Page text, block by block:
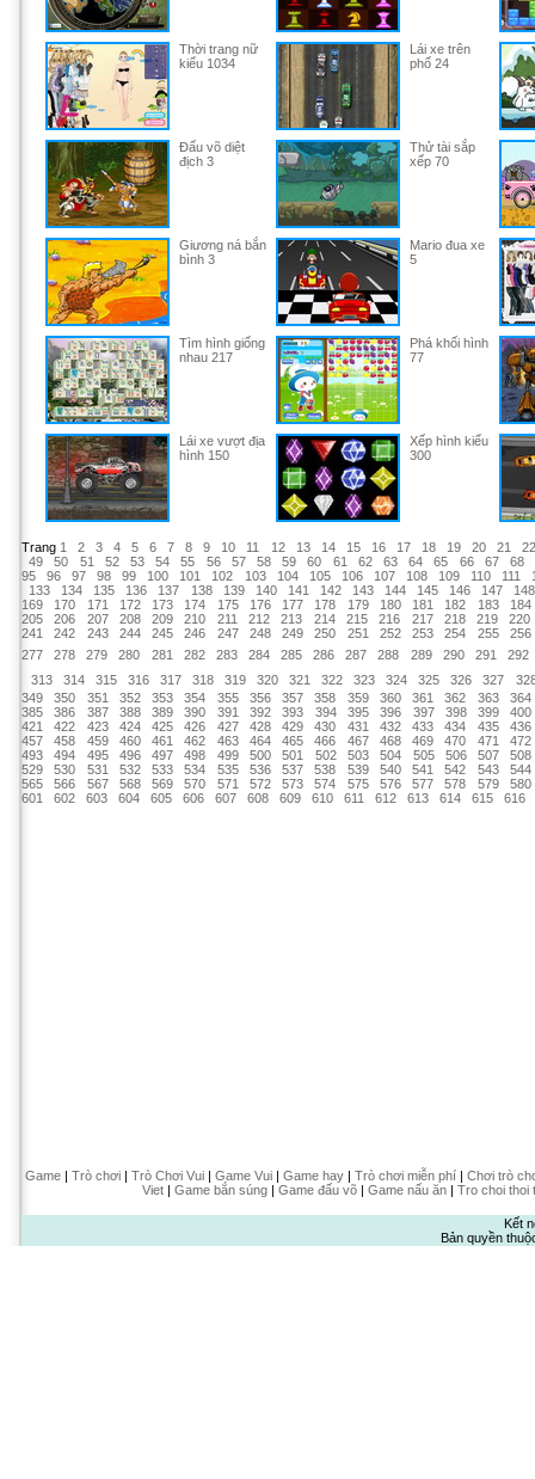
Thời trang nữ
kiểu 1034
Lái xe trên
phố 24
Đấu võ diệt
địch 3
Thử tài sắp
xếp 70
Giương ná bắn
bình 3
Mario đua xe
5
Tìm hình giống
nhau 217
Phá khối hình
77
Lái xe vượt địa
hình 150
Xếp hình kiểu
300
Trang 1 2 3 4 5 6 7 8 9 10 11 12 13 14 15 16 17 18 19 20 21
22
49
50 51 52 53 54 55 56 57 58 59 60 61 62 63 64 65 66 67
68
95
96 97 98 99 100 101 102 103 104 105 106 107 108 109 110 111
133
134 135 136 137 138 139 140 141 142 143 144 145 146 147
148
169
170 171 172 173 174 175 176 177 178 179 180 181 182 183
184
205
206 207 208 209 210 211 212 213 214 215 216 217 218 219
220
241
242 243 244 245 246 247 248 249 250 251 252 253 254 255
256
277
278 279 280 281 282 283 284 285 286 287 288 289 290 291
292
313
314 315 316 317 318 319 320 321 322 323 324 325 326 327
349
350 351 352 353 354 355 356 357 358 359 360 361 362 363
364
385
386 387 388 389 390 391 392 393 394 395 396 397 398 399
400
421
422 423 424 425 426 427 428 429 430 431 432 433 434 435
436
457
458 459 460 461 462 463 464 465 466 467 468 469 470 471
472
493
494 495 496 497 498 499 500 501 502 503 504 505 506 507
508
529
530 531 532 533 534 535 536 537 538 539 540 541 542 543
544
565
566 567 568 569 570 571 572 573 574 575 576 577 578 579
580
601
602 603 604 605 606 607 608 609 610 611 612 613 614 615 616
Game| Trò chơi| Trò Chơi Vui| Game Vui| Game hay| Trò chơi miễn phí| Chơi trò
Viet| Game bắn súng| Game đấu võ| Game nấu ăn| Tro choi thoi
Kết
Bản quyền